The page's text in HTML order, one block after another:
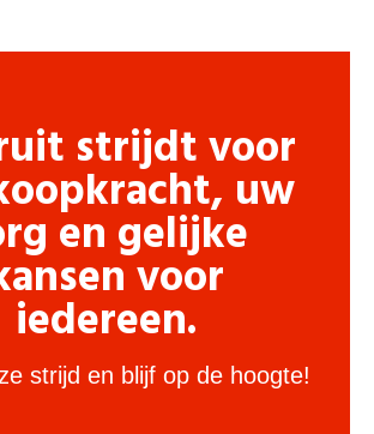
strijdt voor
uw
en gelijke
voor
iedereen.
strijd en blijf op de hoogte!